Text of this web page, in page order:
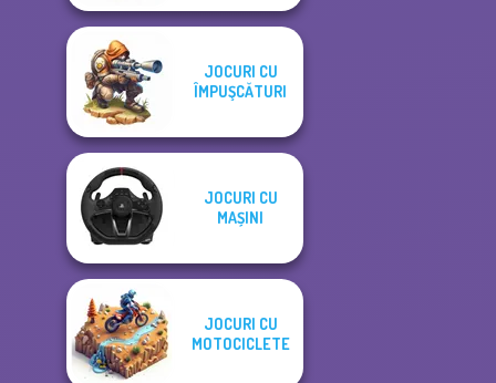
JOCURI CU
ÎMPUŞCĂTURI
JOCURI CU
MAȘINI
JOCURI CU
MOTOCICLETE